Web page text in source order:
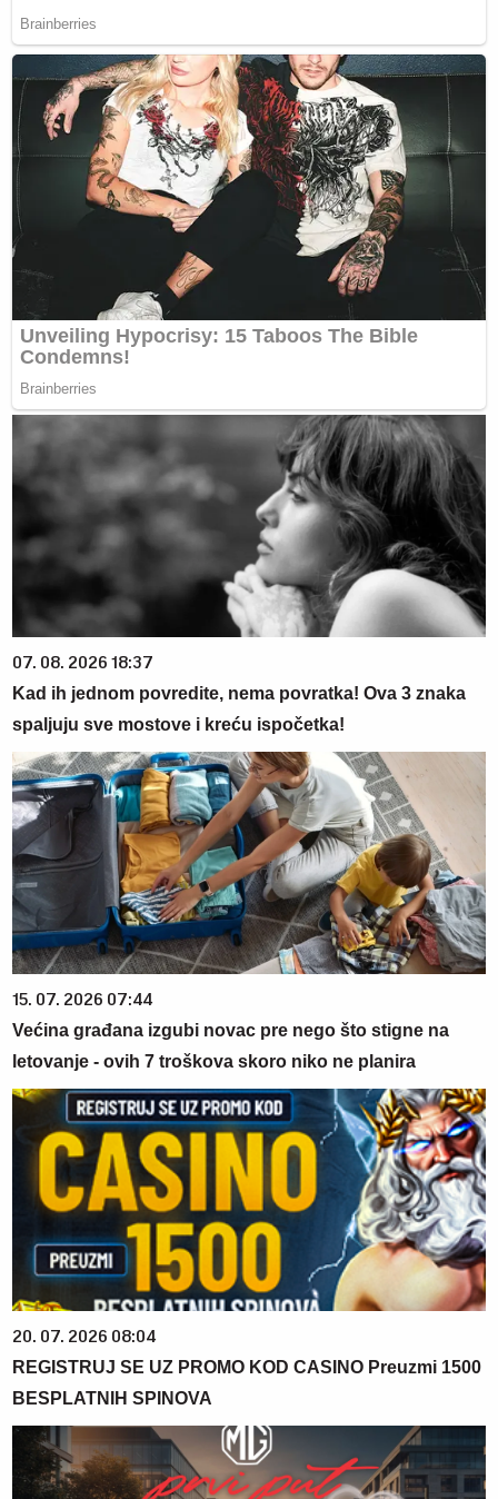
07. 08. 2026 18:37
Kad ih jednom povredite, nema povratka! Ova 3 znaka
spaljuju sve mostove i kreću ispočetka!
15. 07. 2026 07:44
Većina građana izgubi novac pre nego što stigne na
letovanje - ovih 7 troškova skoro niko ne planira
20. 07. 2026 08:04
REGISTRUJ SE UZ PROMO KOD CASINO Preuzmi 1500
BESPLATNIH SPINOVA